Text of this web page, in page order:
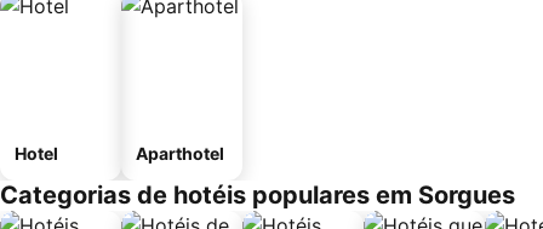
Hotel Aparthotel
Categorias de hotéis populares em Sorgues